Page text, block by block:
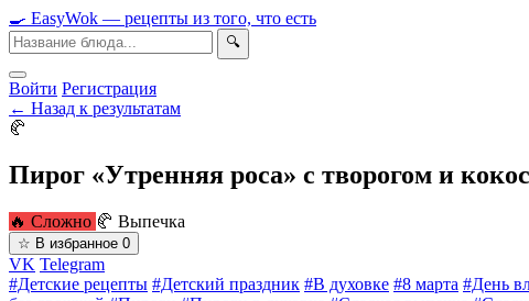
🍳 EasyWok — рецепты из того, что есть
🔍
Войти Регистрация
← Назад к результатам
🥐
Пирог «Утренняя роса» с творогом и
🔥 Сложно 🥐 Выпечка
☆ В избранное 0
VK Telegram
#Детские рецепты #Детский праздник #В духовке #8 марта #День